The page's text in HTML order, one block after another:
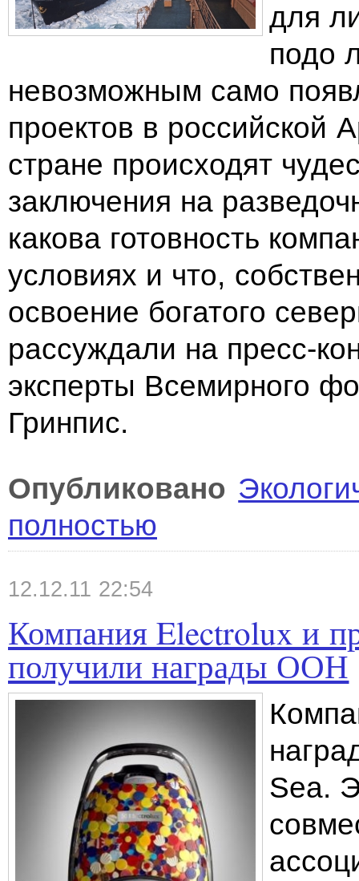
для
подо
невозможным само
проектов в российской
стране происходят
заключения на
какова готовность
условиях и что,
освоение богатого
рассуждали на пресс-
эксперты Всемирного
Гринпис.
Опубликовано
полностью
12.12.11 22:54
Компания Electrolux и
получили награды ООН
Sea.